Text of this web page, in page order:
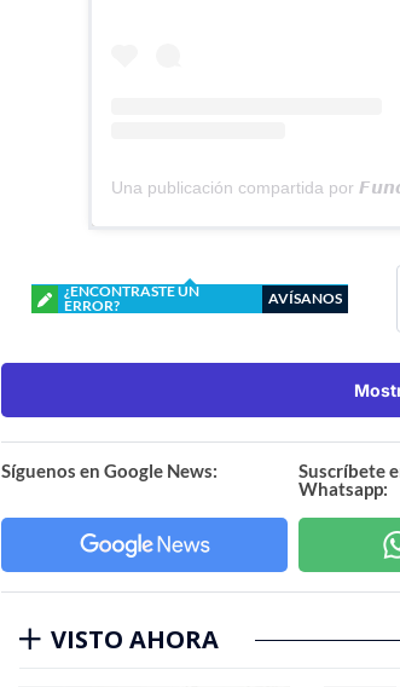
¿ENCONTRASTE UN
ERROR?
AVÍSANOS
Síguenos en Google News:
Suscríbete
Whatsapp:
VISTO AHORA